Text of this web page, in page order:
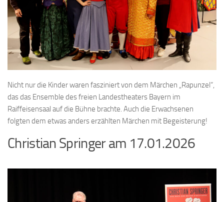
Nicht nur die Kinder waren fasziniert von dem Märchen „Rapunzel“,
das das Ensemble des freien Landestheaters Bayern im
Raiffeisensaal auf die Bühne brachte. Auch die Erwachsenen
folgten dem etwas anders erzählten Märchen mit Begeisterung!
Christian Springer am 17.01.2026